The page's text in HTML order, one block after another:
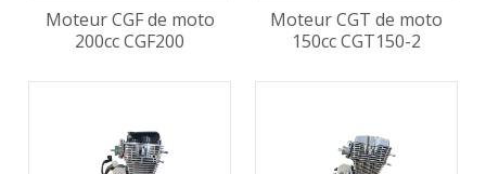
Moteur CGF de moto
200cc CGF200
Moteur CGT de moto
150cc CGT150-2